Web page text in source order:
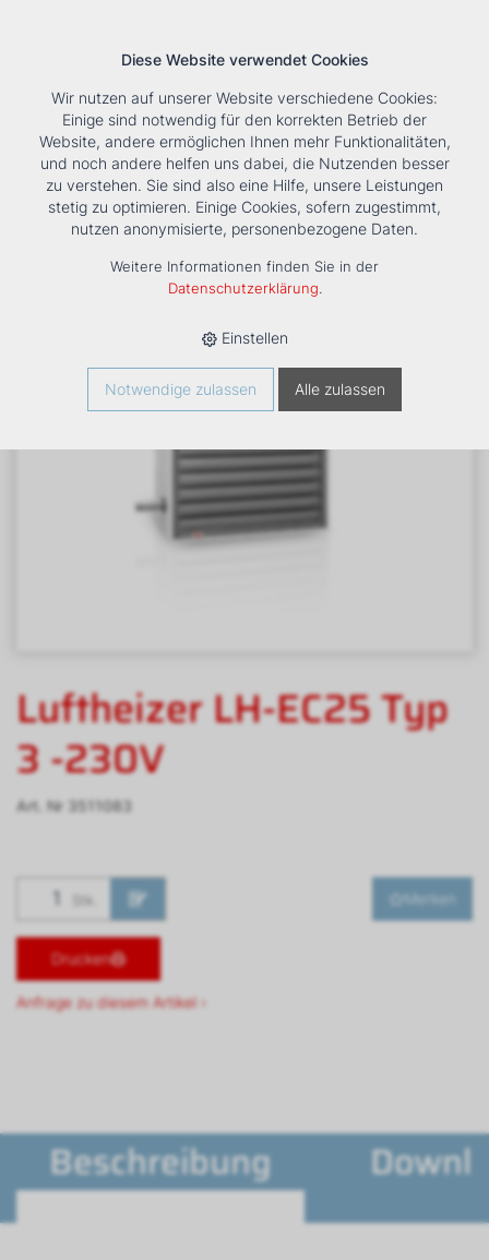
Tools Unternehmen Karriere KontaktSuche
HOME › PRODUKTE › HEIZUNG › LUFTHEIZER › LH ›
LUFTHEIZER LH-EC25 TYP 3 -230V
Luftheizer LH-EC25 Typ
3 -230V
Art. Nr 3511083
Stk. Merken
Drucken
Anfrage zu diesem Artikel ›
Beschreibung
Diese Website verwendet Cookies
Wir nutzen auf unserer Website verschiedene Cookies:
Einige sind notwendig für den korrekten Betrieb der
Website, andere ermöglichen Ihnen mehr Funktionalitäten,
und noch andere helfen uns dabei, die Nutzenden besser
zu verstehen. Sie sind also eine Hilfe, unsere Leistungen
stetig zu optimieren. Einige Cookies, sofern zugestimmt,
nutzen anonymisierte, personenbezogene Daten.
Weitere Informationen finden Sie in der
Datenschutzerklärung.
Einstellen
Notwendige zulassen Alle zulassen